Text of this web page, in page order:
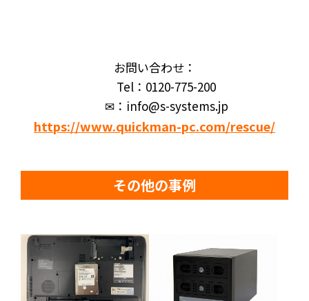
お問い合わせ：
Tel：0120-775-200
✉：info@s-systems.jp
https://www.quickman-pc.com/rescue/
その他の事例